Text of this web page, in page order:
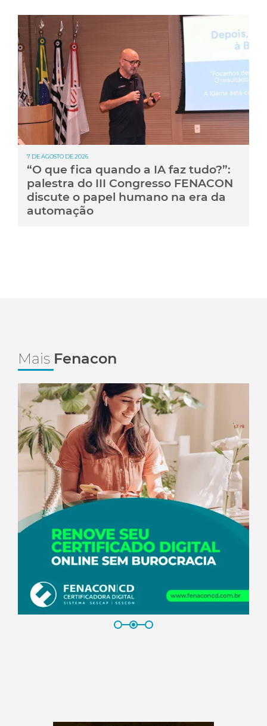
7 DE AGOSTO DE 2026
“O que fica quando a IA faz tudo?”:
palestra do III Congresso FENACON
discute o papel humano na era da
automação
Mais Fenacon